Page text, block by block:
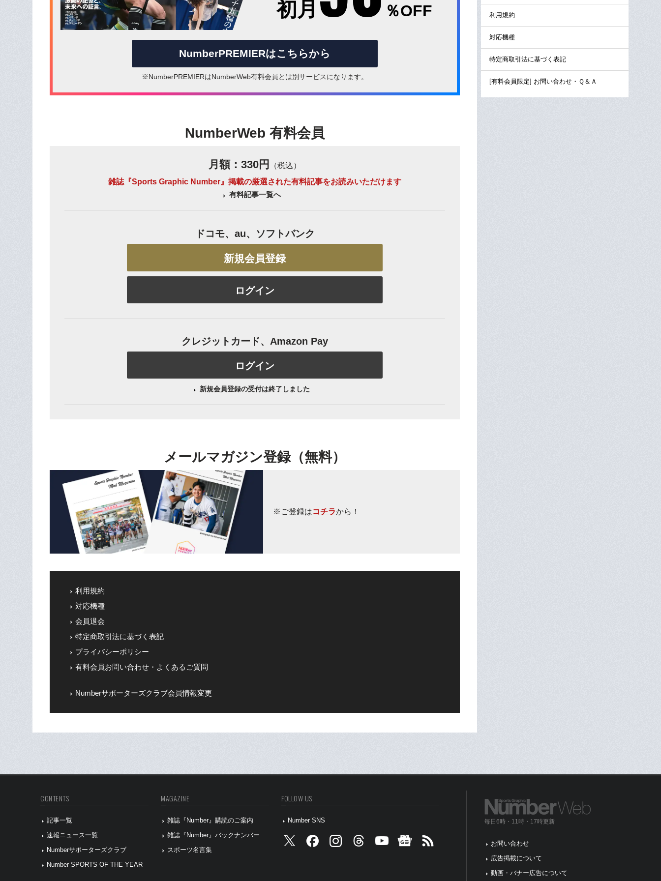
初月 ％OFF
NumberPREMIERはこちらから
※NumberPREMIERはNumberWeb有料会員とは別サービスになります。
NumberWeb 有料会員
月額：330円
（税込）
雑誌『Sports Graphic Number』掲載の厳選された有料記事をお読みいただけます
有料記事一覧へ
ドコモ、au、ソフトバンク
新規会員登録
ログイン
クレジットカード、Amazon Pay
ログイン
新規会員登録の受付は終了しました
メールマガジン登録（無料）
※ご登録はコチラから！
利用規約
対応機種
会員退会
特定商取引法に基づく表記
プライバシーポリシー
有料会員お問い合わせ・よくあるご質問
Numberサポーターズクラブ会員情報変更
利用規約
対応機種
特定商取引法に基づく表記
[有料会員限定] お問い合わせ・Ｑ＆Ａ
CONTENTS
記事一覧
速報ニュース一覧
Numberサポーターズクラブ
Number SPORTS OF THE YEAR
MAGAZINE
雑誌『Number』購読のご案内
雑誌『Number』バックナンバー
スポーツ名言集
FOLLOW US
Number SNS 毎日6時・11時・17時更新
お問い合わせ
広告掲載について
動画・バナー広告について